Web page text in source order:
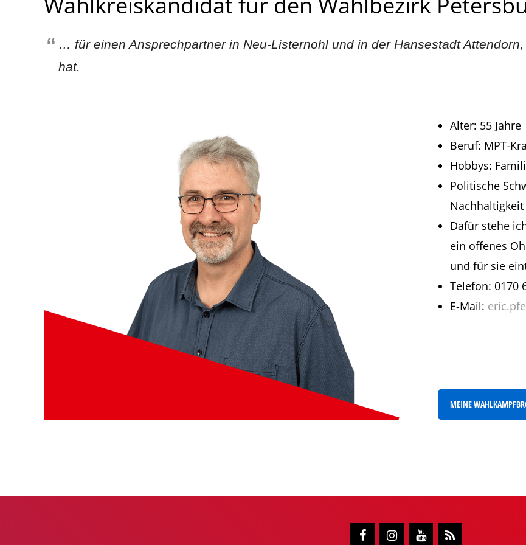
… für einen Ansprechpartner in Neu-Listernohl und in der Hansestadt
hat.
Alter: 55 Jahre
Beruf: MPT-
Hobbys:
Politische
Nachhaltigkeit
Dafür stehe
ein offenes
und für sie
Telefon: 0170
E-Mail:
MEINE